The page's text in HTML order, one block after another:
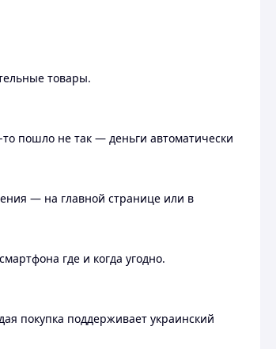
товары.
то пошло не так — деньги автоматически
— на главной странице или в
где и когда угодно.
покупка поддерживает украинский